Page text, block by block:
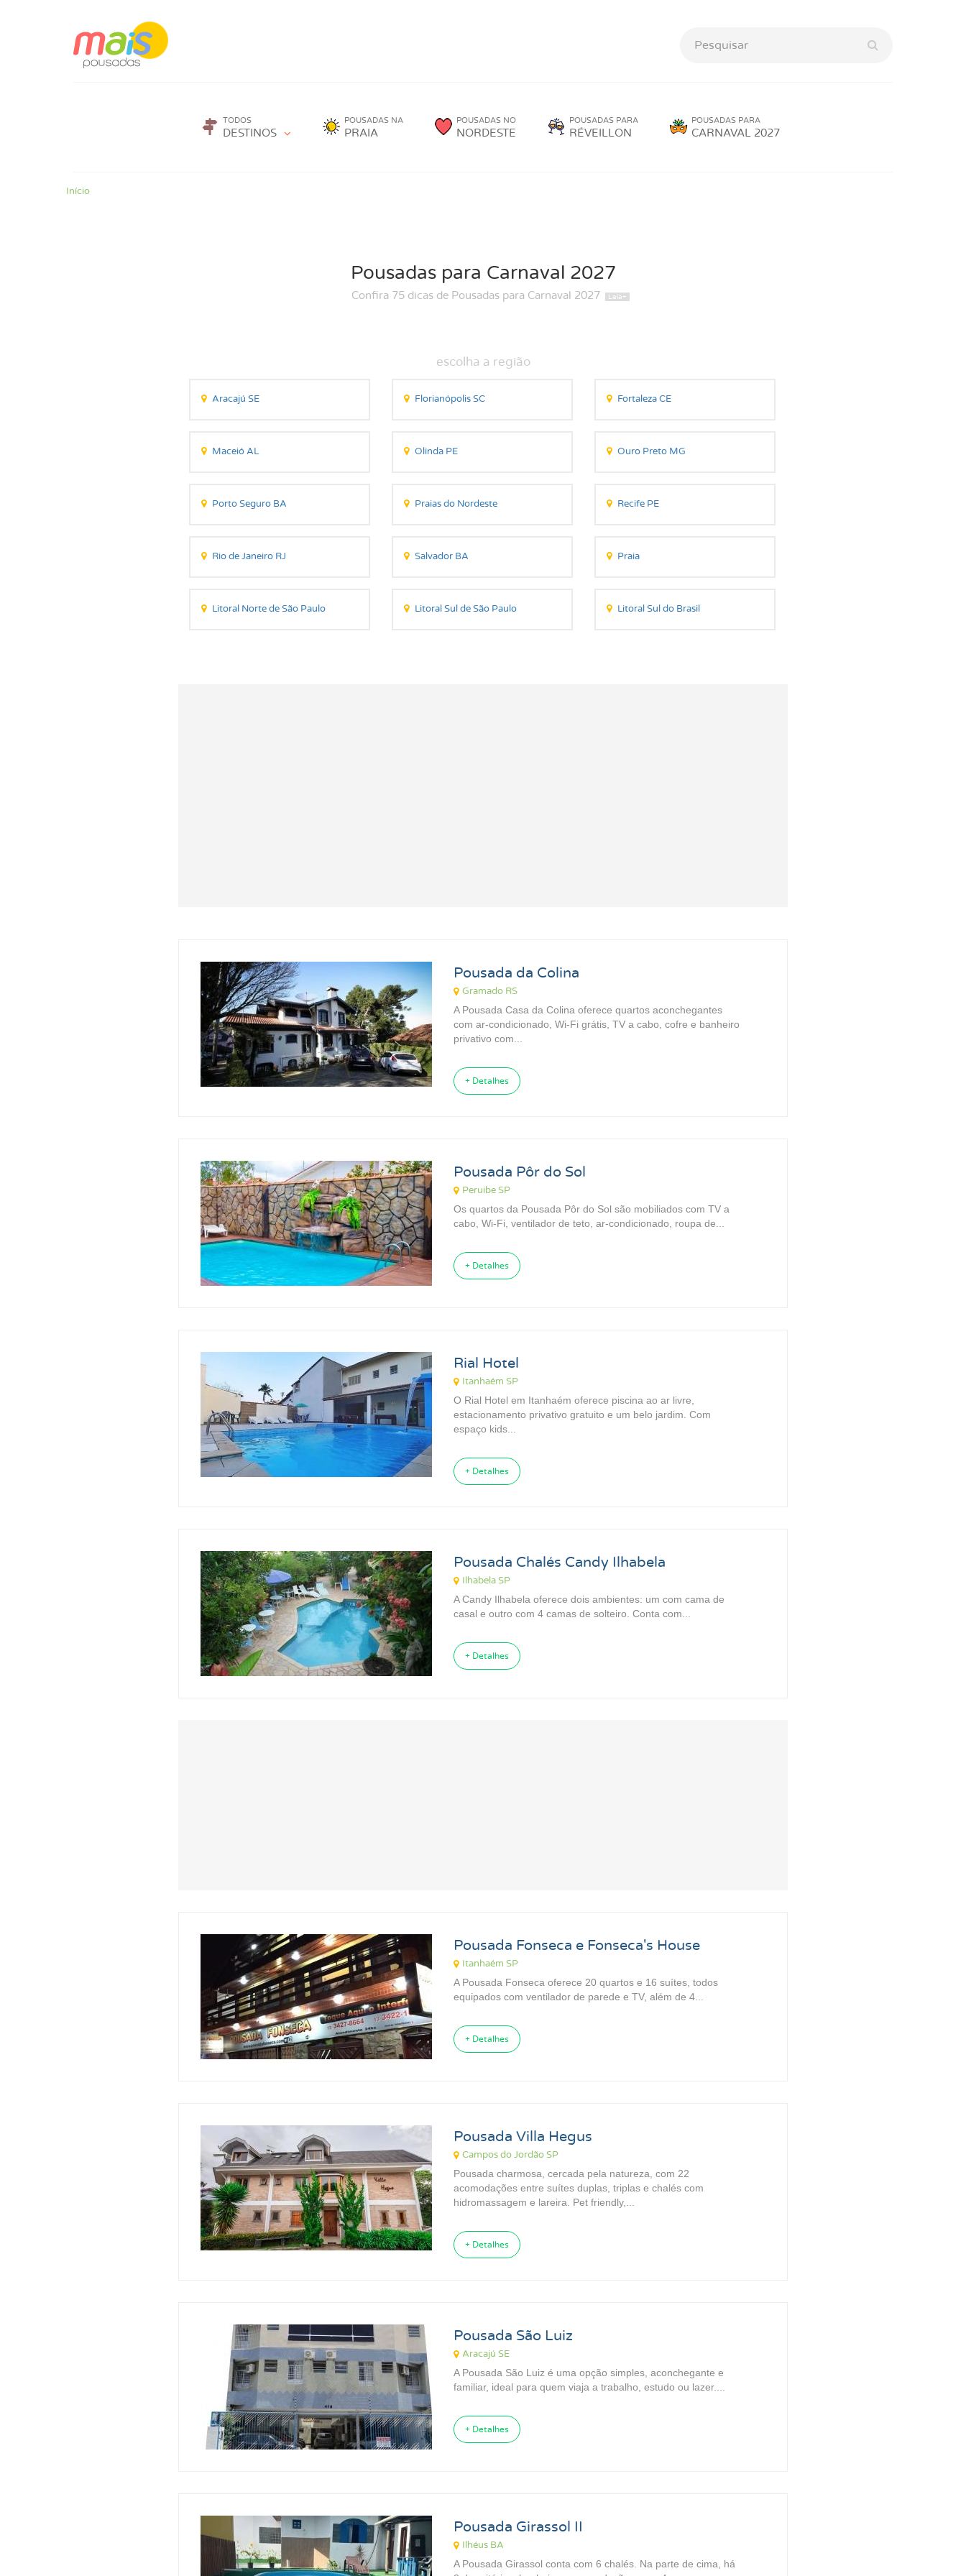
TODOS
DESTINOS
POUSADAS NA
PRAIA
POUSADAS NO
NORDESTE
POUSADAS PARA
RÉVEILLON
POUSADAS PARA
CARNAVAL 2027
Início
Pousadas para Carnaval 2027
Confira 75 dicas de Pousadas para Carnaval 2027
Aracajú SE Florianópolis SC Fortaleza CE
Maceió AL Olinda PE Ouro Preto MG
Porto Seguro BA Praias do Nordeste Recife PE
Rio de Janeiro RJ Salvador BA Praia
Litoral Norte de São Paulo Litoral Sul de São Paulo Litoral Sul do Brasil
Pousada da Colina
Gramado RS
A Pousada Casa da Colina oferece quartos aconchegantes
com ar-condicionado, Wi-Fi grátis, TV a cabo, cofre e banheiro
privativo com...
+ Detalhes
Pousada Pôr do Sol
Peruibe SP
Os quartos da Pousada Pôr do Sol são mobiliados com TV a
cabo, Wi-Fi, ventilador de teto, ar-condicionado, roupa de...
+ Detalhes
Rial Hotel
Itanhaém SP
O Rial Hotel em Itanhaém oferece piscina ao ar livre,
estacionamento privativo gratuito e um belo jardim. Com
espaço kids...
+ Detalhes
Pousada Chalés Candy Ilhabela
Ilhabela SP
A Candy Ilhabela oferece dois ambientes: um com cama de
casal e outro com 4 camas de solteiro. Conta com...
+ Detalhes
Pousada Fonseca e Fonseca's House
Itanhaém SP
A Pousada Fonseca oferece 20 quartos e 16 suítes, todos
equipados com ventilador de parede e TV, além de 4...
+ Detalhes
Pousada Villa Hegus
Campos do Jordão SP
Pousada charmosa, cercada pela natureza, com 22
acomodações entre suítes duplas, triplas e chalés com
hidromassagem e lareira. Pet friendly,...
+ Detalhes
Pousada São Luiz
Aracajú SE
A Pousada São Luiz é uma opção simples, aconchegante e
familiar, ideal para quem viaja a trabalho, estudo ou lazer....
+ Detalhes
Pousada Girassol II
Ilhéus BA
A Pousada Girassol conta com 6 chalés. Na parte de cima, há